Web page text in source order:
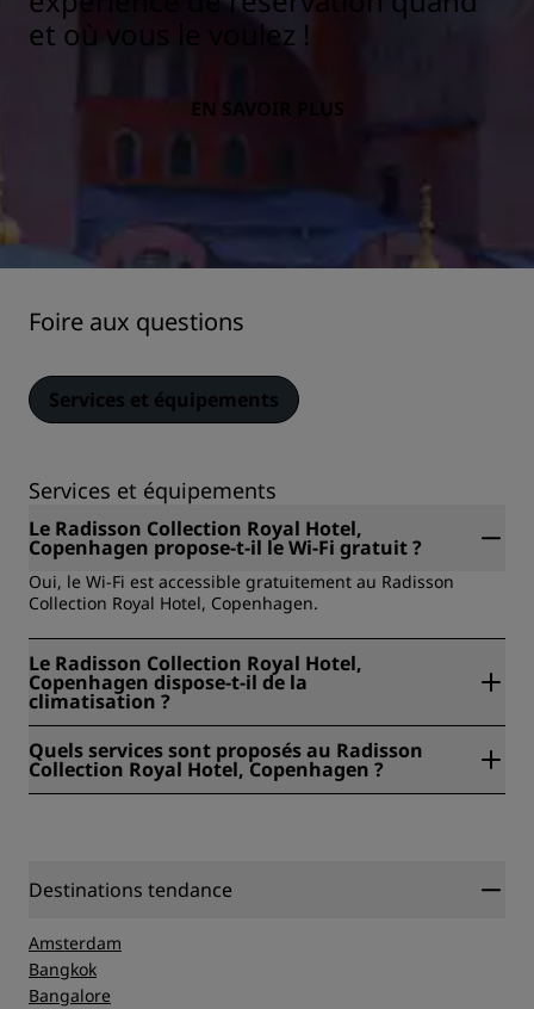
et où vous le voulez !
EN SAVOIR PLUS
Foire aux questions
Services et équipements
Services et équipements
Le Radisson Collection Royal Hotel,
Copenhagen propose-t-il le Wi-Fi gratuit ?
Oui, le Wi-Fi est accessible gratuitement au Radisson
Collection Royal Hotel, Copenhagen.
Le Radisson Collection Royal Hotel,
Copenhagen dispose-t-il de la
climatisation ?
équipé de la climatisation.
Quels services sont proposés au Radisson
Collection Royal Hotel, Copenhagen ?
vélos, Petit-déjeuner, Service de conciergerie, Nettoyage à
Enregistrement en ligne, Stationnement, Stations de
recharge VE, Service de chambre, Animaux acceptés, Rad
Pets, Certification sûreté et sécurité, Sports Approved,
Esports Ready, Rad Fit, Voyages de motivation, Événements
Destinations tendance
Amsterdam
Bangkok
Bangalore